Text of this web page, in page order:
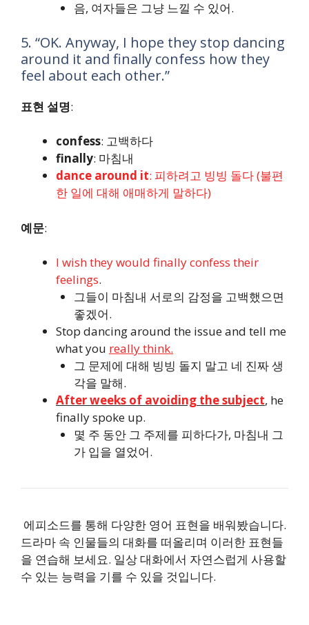
음, 여자들은 그냥 느낄 수 있어.
5. “OK. Anyway, I hope they stop dancing
around it and finally confess how they
feel about each other.”
표현 설명:
confess: 고백하다
finally: 마침내
dance around it: 피하려고 빙빙 돌다 (불편
한 일에 대해 애매하게 말하다)
예문:
I wish they would finally confess their
feelings.
그들이 마침내 서로의 감정을 고백했으면
좋겠어.
Stop dancing around the issue and tell me
what you really think.
그 문제에 대해 빙빙 돌지 말고 네 진짜 생
각을 말해.
After weeks of avoiding the subject, he
finally spoke up.
몇 주 동안 그 주제를 피하다가, 마침내 그
가 입을 열었어.
에피소드를 통해 다양한 영어 표현을 배워봤습니다.
드라마 속 인물들의 대화를 떠올리며 이러한 표현들
을 연습해 보세요. 일상 대화에서 자연스럽게 사용할
수 있는 능력을 기를 수 있을 것입니다.